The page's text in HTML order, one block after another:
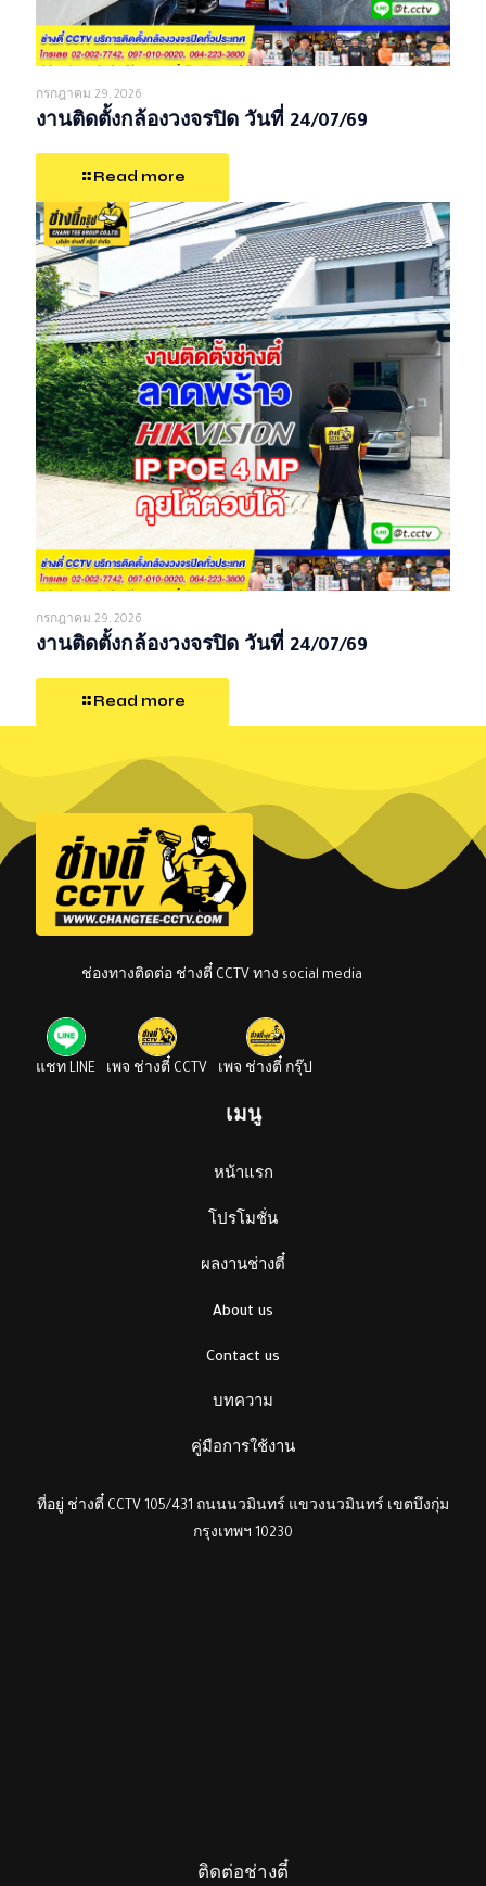
กรกฎาคม 29, 2026
งานติดตั้งกล้องวงจรปิด วันที่ 24/07/69
Read more
กรกฎาคม 29, 2026
งานติดตั้งกล้องวงจรปิด วันที่ 24/07/69
Read more
ช่องทางติดต่อ ช่างตี๋ CCTV ทาง social media
แชท LINE เพจ ช่างตี๋ CCTV เพจ ช่างตี๋ กรุ๊ป
เมนู
หน้าแรก
โปรโมชั่น
ผลงานช่างตี๋
About us
Contact us
บทความ
คู่มือการใช้งาน
ที่อยู่ ช่างตี๋ CCTV 105/431 ถนนนวมินทร์ แขวงนวมินทร์ เขตบึงกุ่ม
กรุงเทพฯ 10230
ติดต่อช่างตี๋